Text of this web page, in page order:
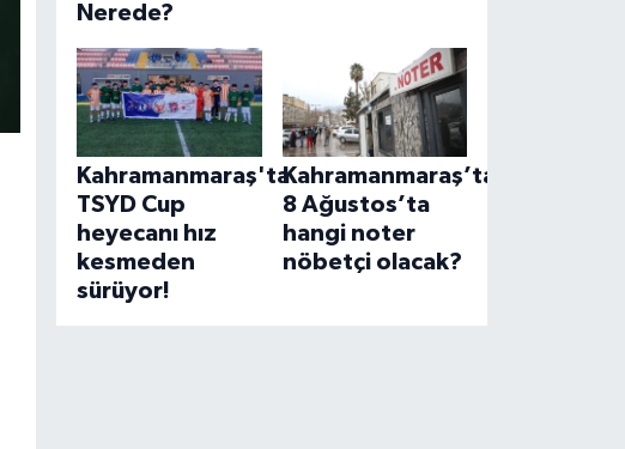
Nerede?
Kahramanmaraş'ta
TSYD Cup
heyecanı hız
kesmeden
sürüyor!
Kahramanmaraş’ta
8 Ağustos’ta
hangi noter
nöbetçi olacak?